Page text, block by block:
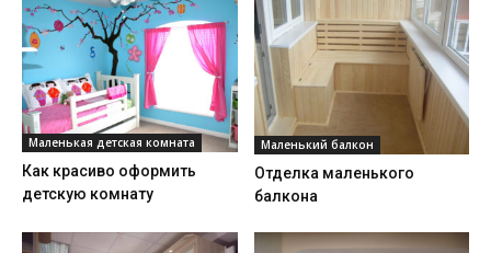
Маленькая детская комната
Как красиво оформить
детскую комнату
Маленький балкон
Отделка маленького
балкона